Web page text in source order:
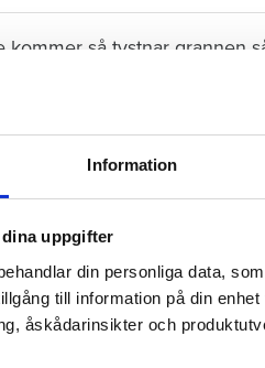
Information
uppgifter
din personliga data,
till information på din
åskådarinsikter och
så tystnar grannen
är inte tillräckligt, enligt
fast exakt från vilken
Hussam
störningsjouren?
göra, för att en oberoende